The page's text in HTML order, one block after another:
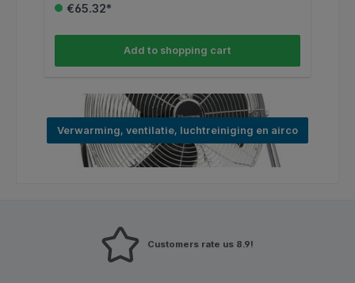
€65.32*
Add to shopping cart
Verwarming, ventilatie, luchtreiniging en airco
Customers rate us 8.9!